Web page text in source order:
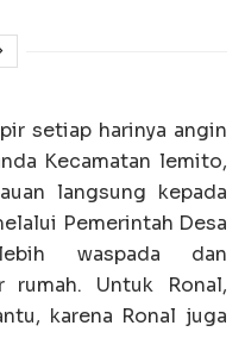
setiap harinya angin
Kecamatan lemito,
langsung kepada
Pemerintah Desa
waspada dan
rumah. Untuk Ronal,
karena Ronal juga